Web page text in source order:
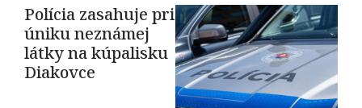
Polícia zasahuje pri
úniku neznámej
látky na kúpalisku
Diakovce